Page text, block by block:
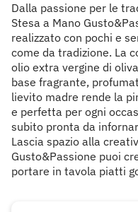
Dalla passione per le
Stesa a Mano
realizzato con pochi e
come da tradizione. La
olio extra vergine di
base fragrante,
lievito madre rende la
e perfetta per ogni
subito pronta da
Lascia spazio alla
Gusto&Passione puoi
portare in tavola piatti